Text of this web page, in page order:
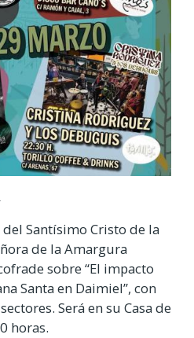
Santísimo Cristo de la
de la Amargura
sobre “El impacto
Santa en Daimiel”, con
Será en su Casa de
horas.